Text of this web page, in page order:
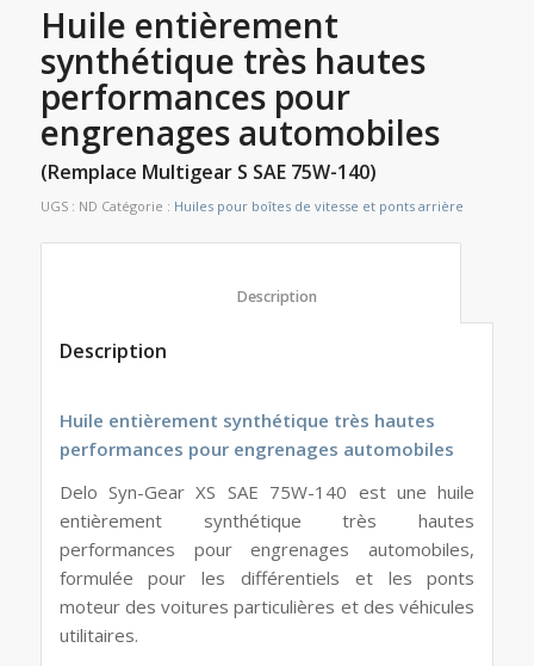
Huile entièrement
synthétique très hautes
performances pour
engrenages automobiles
(Remplace Multigear S SAE 75W-140)
UGS : ND Catégorie : Huiles pour boîtes de vitesse et ponts arrière
Description
Huile entièrement synthétique très hautes
performances pour engrenages automobiles
Delo Syn-Gear XS SAE 75W-140 est une huile
entièrement synthétique très hautes
performances pour engrenages automobiles,
formulée pour les différentiels et les ponts
moteur des voitures particulières et des véhicules
utilitaires.